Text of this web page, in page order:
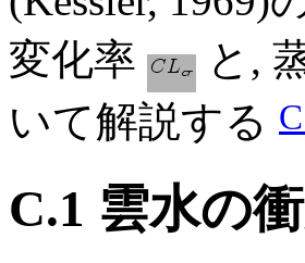
変化率
と,
いて解説する
C.1 雲水の